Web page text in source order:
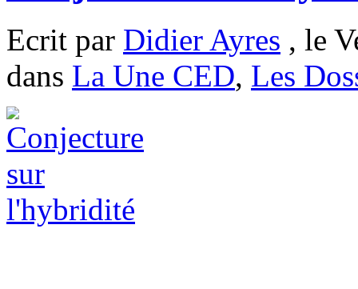
Ecrit par Didier Ayres , le
dans La Une CED, Les